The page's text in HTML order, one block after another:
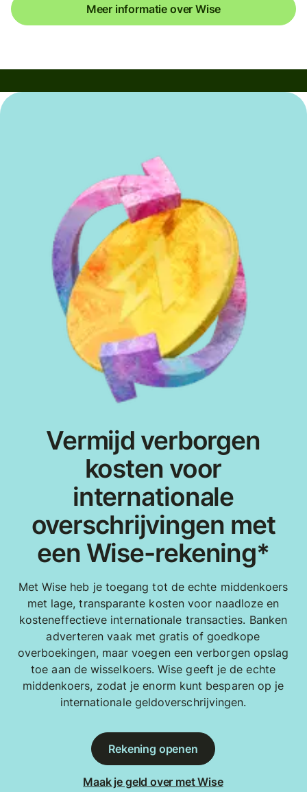
Meer informatie over Wise
Vermijd verborgen
kosten voor
internationale
overschrijvingen met
een Wise-rekening*
Met Wise heb je toegang tot de echte middenkoers
met lage, transparante kosten voor naadloze en
kosteneffectieve internationale transacties. Banken
adverteren vaak met gratis of goedkope
overboekingen, maar voegen een verborgen opslag
toe aan de wisselkoers. Wise geeft je de echte
middenkoers, zodat je enorm kunt besparen op je
internationale geldoverschrijvingen.
Rekening openen
Maak je geld over met Wise